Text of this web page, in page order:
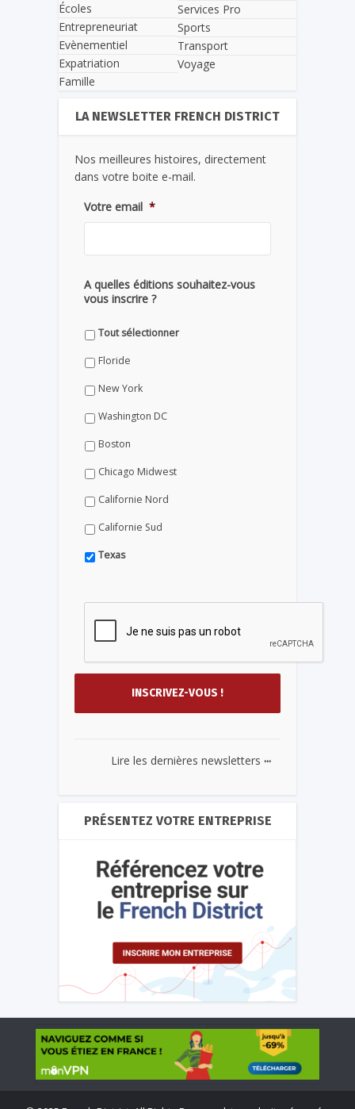
Écoles
Entrepreneuriat
Evènementiel
Expatriation
Famille
Services Pro
Sports
Transport
Voyage
LA NEWSLETTER FRENCH DISTRICT
Nos meilleures histoires, directement
dans votre boite e-mail.
Votre email *
A quelles éditions souhaitez-vous
vous inscrire ?
Tout sélectionner
Floride
New York
Washington DC
Boston
Chicago Midwest
Californie Nord
Californie Sud
Texas
Lire les dernières newsletters ...
PRÉSENTEZ VOTRE ENTREPRISE